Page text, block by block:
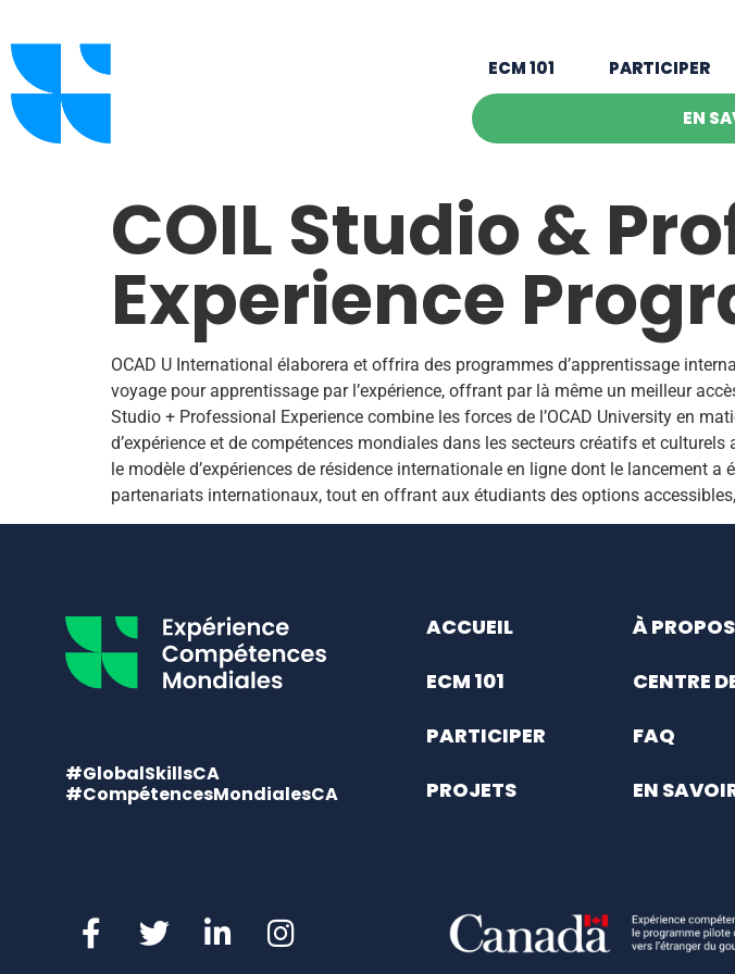
ECM 101 PARTICIPER
EN
COIL Studio &
Experience
OCAD U International élaborera et offrira des programmes d’apprentissage
voyage pour apprentissage par l’expérience, offrant par là même un meilleur
Studio + Professional Experience combine les forces de l’OCAD University en
d’expérience et de compétences mondiales dans les secteurs créatifs et
le modèle d’expériences de résidence internationale en ligne dont le lancement
partenariats internationaux, tout en offrant aux étudiants des options
#GlobalSkillsCA
#CompétencesMondialesCA
ACCUEIL
ECM 101
PARTICIPER
PROJETS
À PROPOS
CENTRE
FAQ
EN